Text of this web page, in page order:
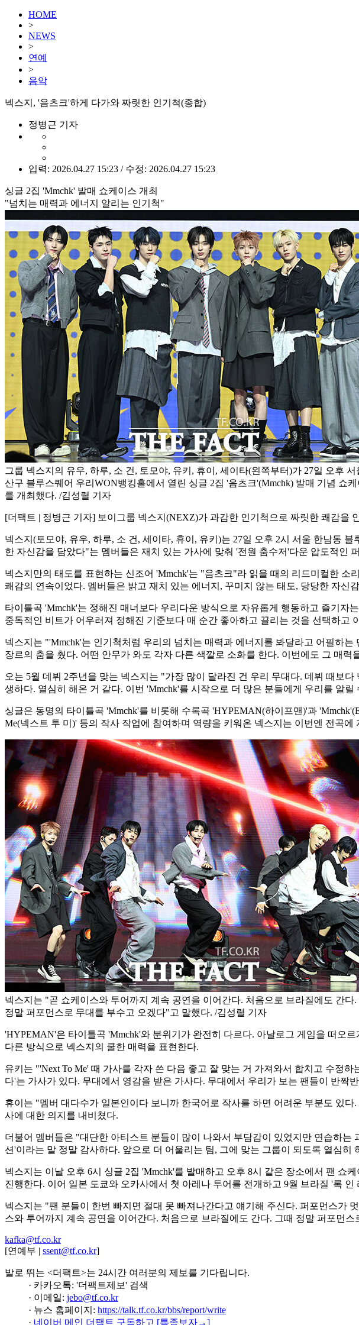
HOME
>
NEWS
>
연예
>
음악
넥스지, '음츠크'하게 다가와 짜릿한 인기척(종합)
정병근 기자
입력: 2026.04.27 15:23 / 수정: 2026.04.27 15:23
싱글 2집 'Mmchk' 발매 쇼케이스 개최
"넘치는 매력과 에너지 알리는 인기척"
그룹 넥스지의 유우, 하루, 소 건, 토모야, 유키, 휴이, 세이타(왼쪽부터)가 27일 오후 서
산구 블루스퀘어 우리WON뱅킹홀에서 열린 싱글 2집 '음츠크'(Mmchk) 발매 기념 쇼케
를 개최했다. /김성렬 기자
[더팩트 | 정병근 기자] 보이그룹 넥스지(NEXZ)가 과감한 인기척으로 짜릿한 쾌감을
넥스지(토모야, 유우, 하루, 소 건, 세이타, 휴이, 유키)는 27일 오후 2시 서울 한남동
한 자신감을 담았다"는 멤버들은 재치 있는 가사에 맞춰 '전원 춤수저'다운 압도적인
넥스지만의 태도를 표현하는 신조어 'Mmchk'는 "음츠크"라 읽을 때의 리드미컬한
쾌감의 연속이었다. 멤버들은 밝고 재치 있는 에너지, 꾸미지 않는 태도, 당당한 자신
타이틀곡 'Mmchk'는 정해진 매너보다 우리다운 방식으로 자유롭게 행동하고 즐기
중독적인 비트가 어우러져 정해진 기준보다 매 순간 좋아하고 끌리는 것을 선택하고
넥스지는 "'Mmchk'는 인기척처럼 우리의 넘치는 매력과 에너지를 봐달라고 어필하
장르의 춤을 췄다. 어떤 안무가 와도 각자 다른 색깔로 소화를 한다. 이번에도 그 매력
오는 5월 데뷔 2주년을 맞는 넥스지는 "가장 많이 달라진 건 우리 무대다. 데뷔 때보
생하다. 열심히 해온 거 같다. 이번 'Mmchk'를 시작으로 더 많은 분들에게 우리를 알
싱글은 동명의 타이틀곡 'Mmchk'를 비롯해 수록곡 'HYPEMAN(하이프맨)'과
Me(넥스트 투 미)' 등의 작사 작업에 참여하며 역량을 키워온 넥스지는 이번엔 전곡에
넥스지는 "곧 쇼케이스와 투어까지 계속 공연을 이어간다. 처음으로 브라질에도 간다.
정말 퍼포먼스로 무대를 부수고 오겠다"고 말했다. /김성렬 기자
'HYPEMAN'은 타이틀곡 'Mmchk'와 분위기가 완전히 다르다. 아날로그 게임을 떠오
다른 방식으로 넥스지의 쿨한 매력을 표현한다.
유키는 "'Next To Me' 때 가사를 각자 쓴 다음 좋고 잘 맞는 거 가져와서 합치고 수정
다'는 가사가 있다. 무대에서 영감을 받은 가사다. 무대에서 우리가 보는 팬들이 반짝
휴이는 "멤버 대다수가 일본인이다 보니까 한국어로 작사를 하면 어려운 부분도 있
사에 대한 의지를 내비쳤다.
더불어 멤버들은 "대단한 아티스트 분들이 많이 나와서 부담감이 있었지만 연습하
션'이라는 말 정말 감사하다. 앞으로 더 어울리는 팀, 그에 맞는 그룹이 되도록 열심히
넥스지는 이날 오후 6시 싱글 2집 'Mmchk'를 발매하고 오후 8시 같은 장소에서 팬 쇼
진행한다. 이어 일본 도쿄와 오카사에서 첫 아레나 투어를 전개하고 9월 브라질 '록 인
넥스지는 "팬 분들이 한번 빠지면 절대 못 빠져나간다고 얘기해 주신다. 퍼포먼스가
스와 투어까지 계속 공연을 이어간다. 처음으로 브라질에도 간다. 그때 정말 퍼포먼
kafka@tf.co.kr
[연예부 | ssent@tf.co.kr]
발로 뛰는 <더팩트>는 24시간 여러분의 제보를 기다립니다.
· 카카오톡: '더팩트제보' 검색
· 이메일: jebo@tf.co.kr
· 뉴스 홈페이지: https://talk.tf.co.kr/bbs/report/write
· 네이버 메인 더팩트 구독하고 [특종보자→]